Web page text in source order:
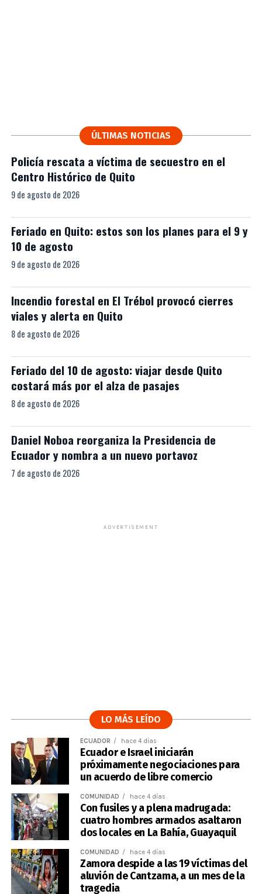
ÚLTIMAS NOTICIAS
Policía rescata a víctima de secuestro en el
Centro Histórico de Quito
9 de agosto de 2026
Feriado en Quito: estos son los planes para el 9 y
10 de agosto
9 de agosto de 2026
Incendio forestal en El Trébol provocó cierres
viales y alerta en Quito
8 de agosto de 2026
Feriado del 10 de agosto: viajar desde Quito
costará más por el alza de pasajes
8 de agosto de 2026
Daniel Noboa reorganiza la Presidencia de
Ecuador y nombra a un nuevo portavoz
7 de agosto de 2026
ADVERTISEMENT
LO MÁS LEÍDO
ECUADOR hace 4 días
Ecuador e Israel iniciarán
próximamente negociaciones para
un acuerdo de libre comercio
COMUNIDAD hace 4 días
Con fusiles y a plena madrugada:
cuatro hombres armados asaltaron
dos locales en La Bahía, Guayaquil
COMUNIDAD hace 4 días
Zamora despide a las 19 víctimas del
aluvión de Cantzama, a un mes de la
tragedia